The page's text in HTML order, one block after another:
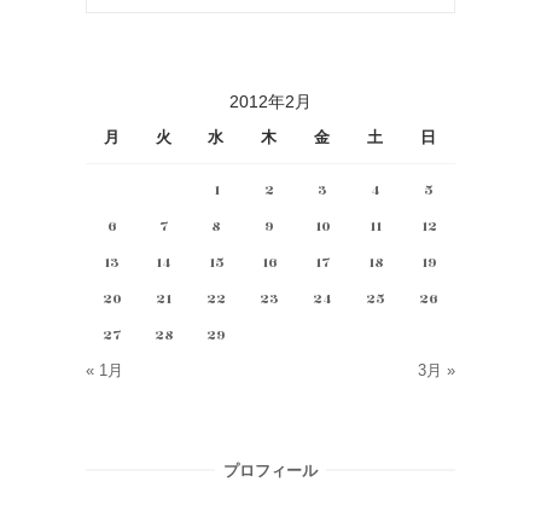
2012年2月
月 火 水 木 金 土 日
1 2 3 4
5
6
7 8 9 10 11
12
13
14 15 16 17 18
19
20
21 22 23 24 25
26
27
28 29
« 1月 3月 »
プロフィール